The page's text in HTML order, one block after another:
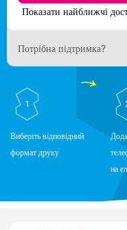
Потрібна підтримка?
1
Виберіть відповідний
формат друку
на